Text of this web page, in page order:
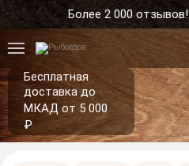
Более 2 000 отзывов!
Бесплатная
доставка до
МКАД от 5 000
₽